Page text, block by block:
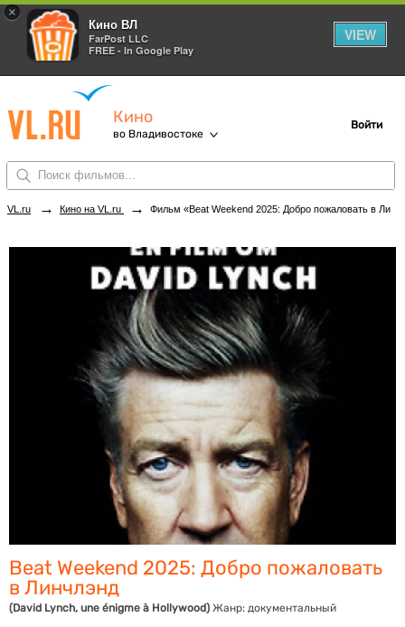
×
Кино ВЛ
FarPost LLC
FREE - In Google Play
VIEW
Кино
во Владивостоке
Войти
VL.ru → Кино на VL.ru → Фильм «Beat Weekend 2025: Добро пожаловать в Линчлэнд» в кинотеатрах Владивостока. Купить билеты!
Beat Weekend 2025: Добро пожаловать
в Линчлэнд
(David Lynch, une énigme à Hollywood) Жанр: документальный